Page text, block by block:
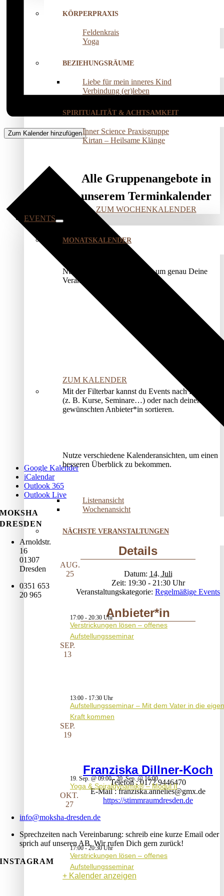
KÖRPERPRAXIS
Feldenkrais
Yoga
BEZIEHUNGSRÄUME
Liebe für mein inneres Kind
Verbindung (er)leben
SPIRITUALITÄT & ACHTSAMKEIT
Inner Science Praxisgruppe
Kirtan – Heilsame Klänge
Alle Gruppenangebote in
unserem Terminkalender
ZUM WOCHENKALENDER
EVENTS
MONATSKALENDER
Nutze unser Kalendermodul, um genau Deine
Veranstaltung zu finden.
ZUM KALENDER
Mit der Filterbar kannst du Events nach Kategorien
(z. B. Kurse, Seminare…) oder nach deinem*r
gewünschten Anbieter*in sortieren.
Nutze verschiedene Kalenderansichten, um einen
besseren Überblick zu bekommen.
Listenansicht
Wochenansicht
NÄCHSTE VERANSTALTUNGEN
AUG.
25
17:00 - 20:30
Verstrickungen lösen – offenes
Aufstellungsseminar
SEP.
13
13:00 - 17:30
Aufstellungsseminar – Mit dem Vater in die
Kraft kommen
SEP.
19
19. Sep. @ 09:00- 20. Sep. @ 16:00
Yoga & Spiraldynamik® – Modul II
OKT.
27
17:00-20:30
Verstrickungen lösen – offenes
Aufstellungsseminar
Kalender anzeigen
Zum Kalender hinzufügen
Google Kalender
iCalendar
Outlook 365
Outlook Live
Details
Datum: 14. Juli
Zeit: 19:30 - 21:30
Veranstaltungskategorie: Regelmäßige Events
Anbieter*in
Franziska Dillner-Koch
Telefon 0172 9446470
E-Mail franziska.annelies@gmx.de
https://stimmraumdresden.de
MOKSHA
DRESDEN
Arnoldstr.
16
01307
Dresden
0351 653
20 965
info@moksha-dresden.de
Sprechzeiten nach Vereinbarung: schreib eine kurze Email oder
sprich auf unseren AB. Wir rufen Dich gern zurück!
INSTAGRAM